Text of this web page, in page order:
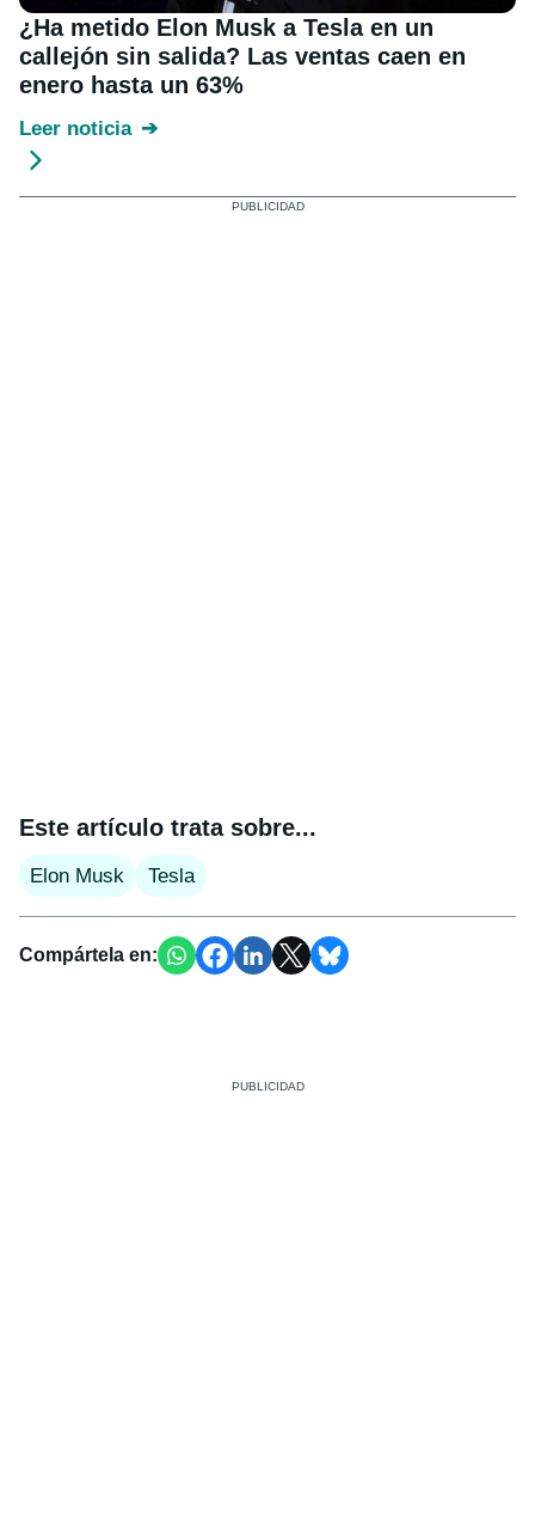
¿Ha metido Elon Musk a Tesla en un
callejón sin salida? Las ventas caen en
enero hasta un 63%
Leer noticia
Este artículo trata sobre...
Elon Musk Tesla
Compártela en: